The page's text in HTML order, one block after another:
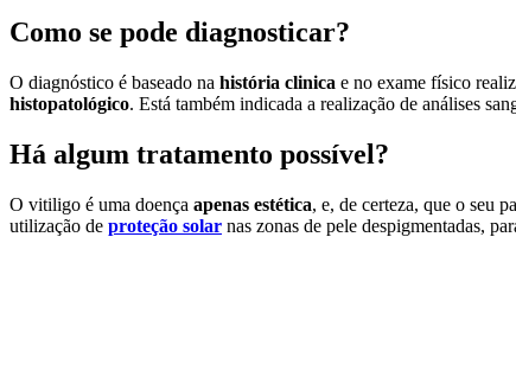
Como se pode diagnosticar?
O diagnóstico é baseado na história clinica e no exame físico
histopatológico. Está também indicada a realização de análises
Há algum tratamento possível?
O vitiligo é uma doença apenas estética, e, de certeza, que o seu
utilização de proteção solar nas zonas de pele despigmentadas,